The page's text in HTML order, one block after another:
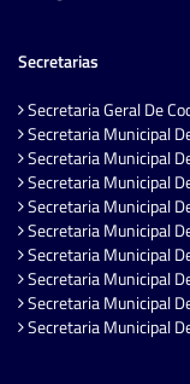
Secretarias
Secretaria Geral De
Secretaria Municipal
Secretaria Municipal
Secretaria Municipal
Secretaria Municipal
Secretaria Municipal
Secretaria Municipal
Secretaria Municipal
Secretaria Municipal
Secretaria Municipal